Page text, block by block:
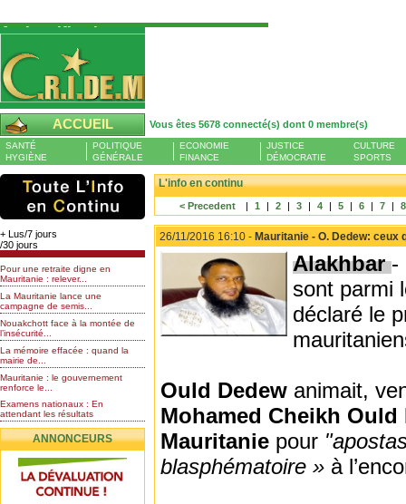
Authentification
Pour S'authentifier veuillez fournir votre
Pseudo et Mot de passer et cliquez sur : Se
connecter
Pseudo
Mot de passe
ACCUEIL Vous êtes 5678 connecté(s) dont 0 membre(s)
Liste des membres en ligne (0)
SANTÉ
HYGIÈNE
POLITIQUE
GÉNÉRALE
ECONOMIE
FINANCE
JUSTICE
DÉMOCRATIE
CULTURE
SPORTS
+ Lus/7 jours
/30 jours
Pour une retraite digne en
Mauritanie : relever...
La Mauritanie lance une
campagne de semis...
Nouakchott face à la montée de
l’insécurité...
La mémoire effacée : quand la
mairie de...
Mauritanie : le gouvernement
renforce le...
Examens nationaux : En
attendant les résultats
Nomination de l’Honorable Diye
Ba au poste de...
Mauritanie : les résultats du
baccalauréat 2026...
Mauritanie : Les 10 premiers au
BEPC 2026
ANNONCEURS
L'info en continu
< Precedent | 1 | 2 | 3 | 4 | 5 | 6 | 7 | 8
26/11/2016 16:10 - Mauritanie - O. Dedew:
Alakhbar-
sont parmi
déclaré le
Ould Dedew animait,
Mohamed Cheikh
Mauritanie pour
blasphématoire » à